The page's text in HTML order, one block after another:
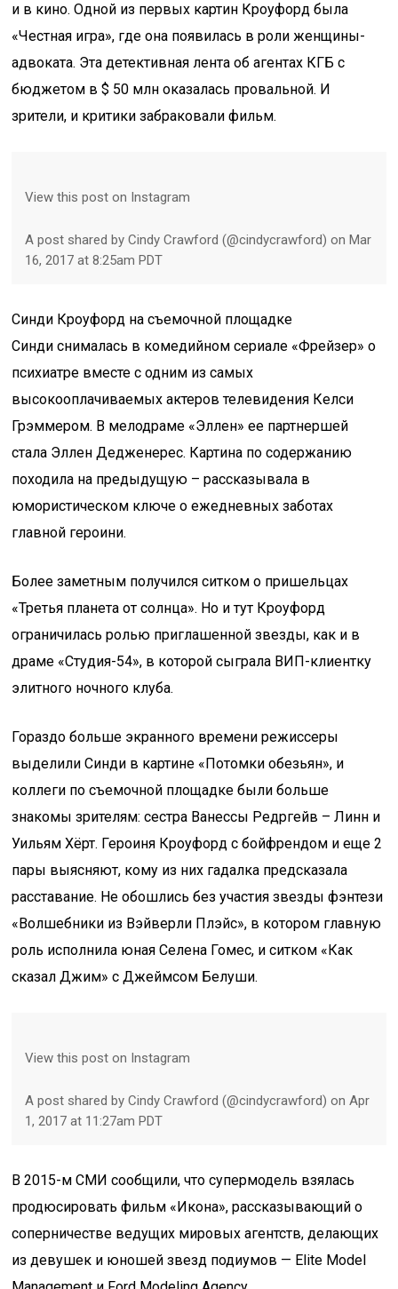
и в кино. Одной из первых картин Кроуфорд была
«Честная игра», где она появилась в роли женщины-
адвоката. Эта детективная лента об агентах КГБ с
бюджетом в $ 50 млн оказалась провальной. И
зрители, и критики забраковали фильм.
View this post on Instagram
A post shared by Cindy Crawford (@cindycrawford) on Mar
16, 2017 at 8:25am PDT
Синди Кроуфорд на съемочной площадке
Синди снималась в комедийном сериале «Фрейзер» о
психиатре вместе с одним из самых
высокооплачиваемых актеров телевидения Келси
Грэммером. В мелодраме «Эллен» ее партнершей
стала Эллен Дедженерес. Картина по содержанию
походила на предыдущую – рассказывала в
юмористическом ключе о ежедневных заботах
главной героини.
Более заметным получился ситком о пришельцах
«Третья планета от солнца». Но и тут Кроуфорд
ограничилась ролью приглашенной звезды, как и в
драме «Студия-54», в которой сыграла ВИП-клиентку
элитного ночного клуба.
Гораздо больше экранного времени режиссеры
выделили Синди в картине «Потомки обезьян», и
коллеги по съемочной площадке были больше
знакомы зрителям: сестра Ванессы Редргейв – Линн и
Уильям Хёрт. Героиня Кроуфорд с бойфрендом и еще 2
пары выясняют, кому из них гадалка предсказала
расставание. Не обошлись без участия звезды фэнтези
«Волшебники из Вэйверли Плэйс», в котором главную
роль исполнила юная Селена Гомес, и ситком «Как
сказал Джим» с Джеймсом Белуши.
View this post on Instagram
A post shared by Cindy Crawford (@cindycrawford) on Apr
1, 2017 at 11:27am PDT
В 2015-м СМИ сообщили, что супермодель взялась
продюсировать фильм «Икона», рассказывающий о
соперничестве ведущих мировых агентств, делающих
из девушек и юношей звезд подиумов — Elite Model